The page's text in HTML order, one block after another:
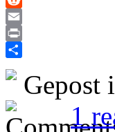
Reddit
Email
Print
Delen
Gepost
1